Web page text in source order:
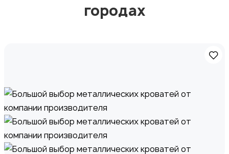
Скрипты и программное обеспечение
городах